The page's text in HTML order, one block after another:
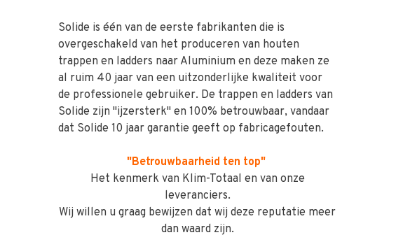
Solide is één van de eerste fabrikanten die is
overgeschakeld van het produceren van houten
trappen en ladders naar Aluminium en deze maken ze
al ruim 40 jaar van een uitzonderlijke kwaliteit voor
de professionele gebruiker. De trappen en ladders van
Solide zijn "ijzersterk" en 100% betrouwbaar, vandaar
dat Solide 10 jaar garantie geeft op fabricagefouten.
"Betrouwbaarheid ten top"
Het kenmerk van Klim-Totaal en van onze
leveranciers.
Wij willen u graag bewijzen dat wij deze reputatie meer
dan waard zijn.